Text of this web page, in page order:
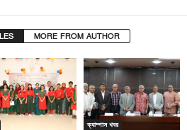
MORE FROM AUTHOR
ক্যাম্পাস খবর